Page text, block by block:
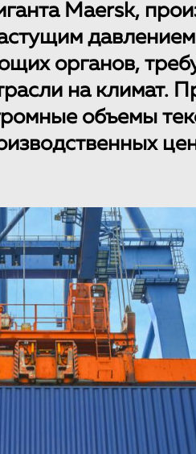
Maersk,
органов,
на климат.
объемы